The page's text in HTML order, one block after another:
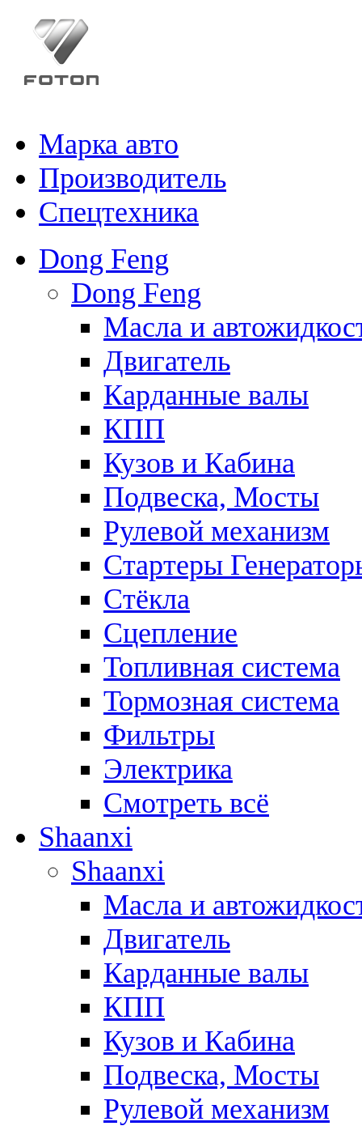
Марка авто
Производитель
Спецтехника
Dong Feng
Dong Feng
Масла и
Двигатель
Карданные валы
КПП
Кузов и Кабина
Подвеска, Мосты
Рулевой механизм
Стартеры
Стёкла
Сцепление
Топливная система
Тормозная система
Фильтры
Электрика
Смотреть всё
Shaanxi
Shaanxi
Масла и
Двигатель
Карданные валы
КПП
Кузов и Кабина
Подвеска, Мосты
Рулевой механизм